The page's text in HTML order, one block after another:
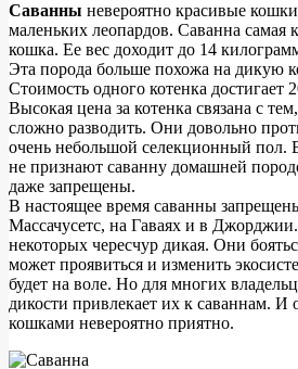
Саванны невероятно красивые
маленьких леопардов. Саванна самая
кошка. Ее вес доходит до 14
Эта порода больше похожа на дикую
Стоимость одного котенка достигает
Высокая цена за котенка связана с
сложно разводить. Они довольно
очень небольшой селекционный
не признают саванну домашней
даже запрещены.
В настоящее время саванны
Массачусетс, на Гаваях и в
некоторых чересчур дикая. Они
может проявиться и изменить
будет на воле. Но для многих
дикости привлекает их к саваннам. И
кошками невероятно приятно.